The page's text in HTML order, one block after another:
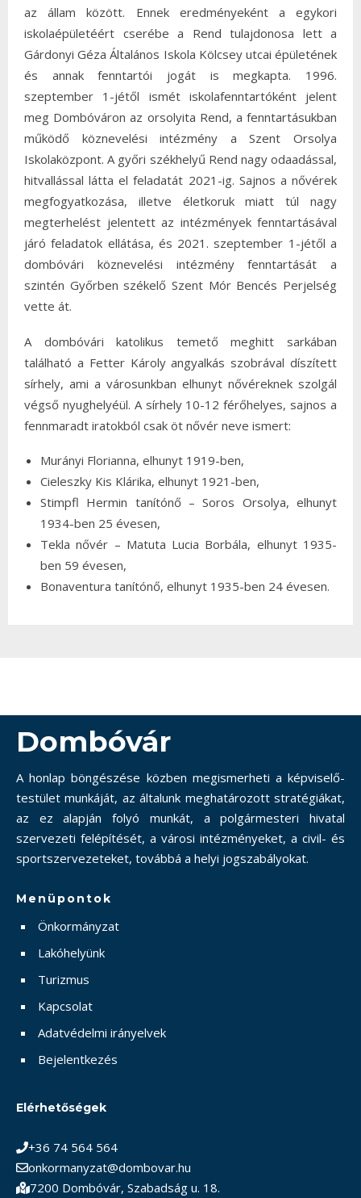
az állam között. Ennek eredményeként a egykori
iskolaépületéért cserébe a Rend tulajdonosa lett a
Gárdonyi Géza Általános Iskola Kölcsey utcai épületének
és annak fenntartói jogát is megkapta. 1996.
szeptember 1-jétől ismét iskolafenntartóként jelent
meg Dombóváron az orsolyita Rend, a fenntartásukban
működő köznevelési intézmény a Szent Orsolya
Iskolaközpont. A győri székhelyű Rend nagy odaadással,
hitvallással látta el feladatát 2021-ig. Sajnos a nővérek
megfogyatkozása, illetve életkoruk miatt túl nagy
megterhelést jelentett az intézmények fenntartásával
járó feladatok ellátása, és 2021. szeptember 1-jétől a
dombóvári köznevelési intézmény fenntartását a
szintén Győrben székelő Szent Mór Bencés Perjelség
vette át.
A dombóvári katolikus temető meghitt sarkában
található a Fetter Károly angyalkás szobrával díszített
sírhely, ami a városunkban elhunyt nővéreknek szolgál
végső nyughelyéül. A sírhely 10-12 férőhelyes, sajnos a
fennmaradt iratokból csak öt nővér neve ismert:
Murányi Florianna, elhunyt 1919-ben,
Cieleszky Kis Klárika, elhunyt 1921-ben,
Stimpfl Hermin tanítónő – Soros Orsolya, elhunyt
1934-ben 25 évesen,
Tekla nővér – Matuta Lucia Borbála, elhunyt 1935-
ben 59 évesen,
Bonaventura tanítónő, elhunyt 1935-ben 24 évesen.
Dombóvár
A honlap böngészése közben megismerheti a képviselő-
testület munkáját, az általunk meghatározott stratégiákat,
az ez alapján folyó munkát, a polgármesteri hivatal
szervezeti felépítését, a városi intézményeket, a civil- és
sportszervezeteket, továbbá a helyi jogszabályokat.
Menüpontok
Önkormányzat
Lakóhelyünk
Turizmus
Kapcsolat
Adatvédelmi irányelvek
Bejelentkezés
Elérhetőségek
+36 74 564 564
onkormanyzat@dombovar.hu
7200 Dombóvár, Szabadság u. 18.